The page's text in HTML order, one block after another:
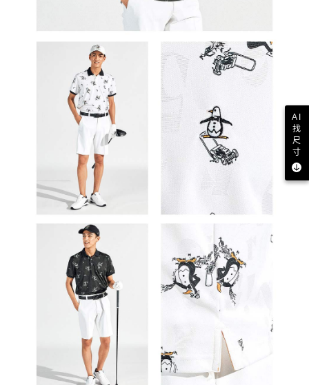
AI
找
尺
寸